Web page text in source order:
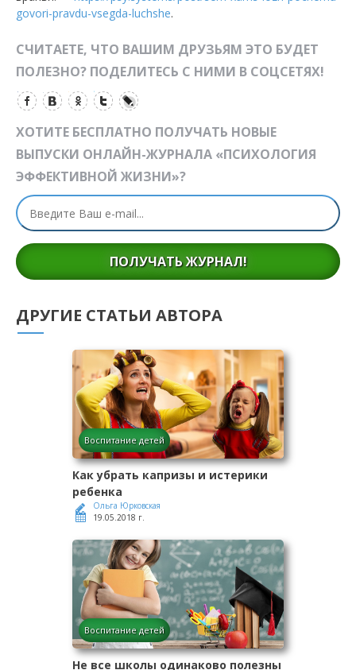
govori-pravdu-vsegda-luchshe.
СЧИТАЕТЕ, ЧТО ВАШИМ ДРУЗЬЯМ ЭТО БУДЕТ
ПОЛЕЗНО? ПОДЕЛИТЕСЬ С НИМИ В СОЦСЕТЯХ!
ХОТИТЕ БЕСПЛАТНО ПОЛУЧАТЬ НОВЫЕ
ВЫПУСКИ ОНЛАЙН-ЖУРНАЛА «ПСИХОЛОГИЯ
ЭФФЕКТИВНОЙ ЖИЗНИ»?
ПОЛУЧАТЬ ЖУРНАЛ!
ДРУГИЕ СТАТЬИ АВТОРА
Воспитание детей
Как убрать капризы и истерики
ребенка
Ольга Юрковская
19.05.2018 г.
Воспитание детей
Не все школы одинаково полезны